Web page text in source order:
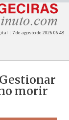
| 7 de agosto de 2026 06:48
morir